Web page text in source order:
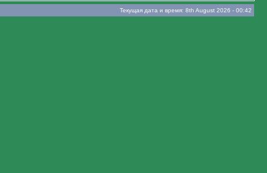
Текущая дата и время: 8th August 2026 - 00:42